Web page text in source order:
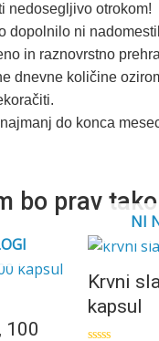
nedosegljivo otrokom!
dopolnilo ni
in raznovrstno
dnevne količine
do konca
bo prav
100
NI
Krvni
kapsul